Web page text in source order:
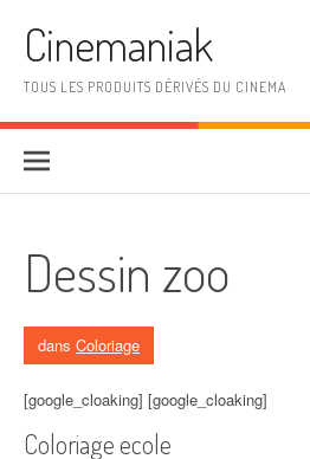
Cinemaniak
TOUS LES PRODUITS DÉRIVÉS DU CINEMA
Dessin zoo
dans Coloriage
[google_cloaking] [google_cloaking]
Coloriage ecole